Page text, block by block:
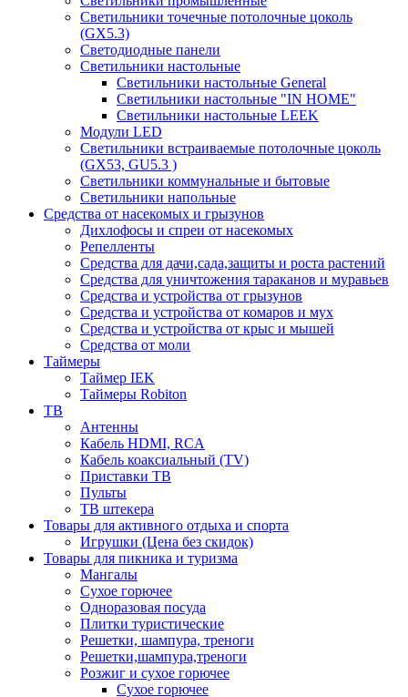
Светильники точечные потолочные цоколь
(GX5.3)
Светодиодные панели
Cветильники настольные
Светильники настольные General
Светильники настольные "IN HOME"
Светильники настольные LEEK
Модули LED
Светильники встраиваемые потолочные цоколь
(GX53, GU5.3 )
Светильники коммунальные и бытовые
Светильники напольные
Средства от насекомых и грызунов
Дихлофосы и спреи от насекомых
Репелленты
Средства для дачи,сада,защиты и роста растений
Средства для уничтожения тараканов и муравьев
Средства и устройства от грызунов
Средства и устройства от комаров и мух
Средства и устройства от крыс и мышей
Средства от моли
Таймеры
Таймер IEK
Таймеры Robiton
ТВ
Антенны
Кабель HDMI, RCA
Кабель коаксиальный (TV)
Приставки ТВ
Пульты
ТВ штекера
Товары для активного отдыха и спорта
Игрушки (Цена без скидок)
Товары для пикника и туризма
Мангалы
Сухое горючее
Одноразовая посуда
Плитки туристические
Решетки, шампура, треноги
Решетки,шампура,треноги
Розжиг и сухое горючее
Сухое горючее